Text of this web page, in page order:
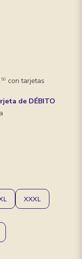
50 con tarjetas
de DÉBITO
XXXL